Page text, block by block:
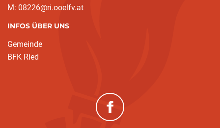
M: 08226@ri.ooelfv.at
INFOS ÜBER UNS
Gemeinde
BFK Ried
(neues Fenster)